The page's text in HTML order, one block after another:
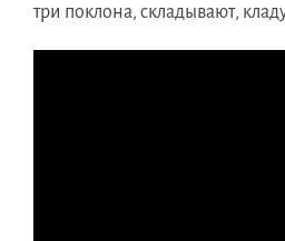
три поклона, складывают,